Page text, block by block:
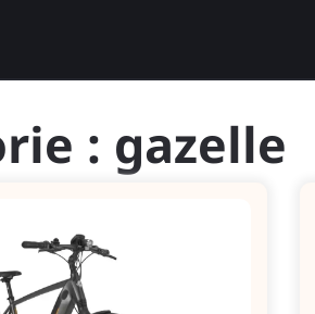
: gazelle